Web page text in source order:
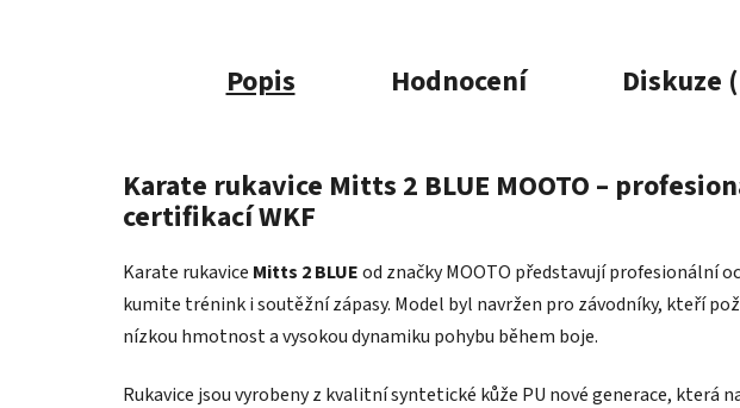
Popis Hodnocení Diskuze
Karate rukavice Mitts 2 BLUE MOOTO –
certifikací WKF
Karate rukavice Mitts 2 BLUEod značky MOOTO představují profesionální
kumite trénink i soutěžní zápasy. Model byl navržen pro závodníky, kteří
nízkou hmotnost a vysokou dynamiku pohybu během boje.
Rukavice jsou vyrobeny z kvalitní syntetické kůže PU nové generace, která